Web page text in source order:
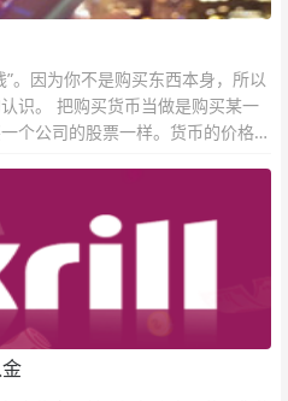
。因为你不是购买东西本身，所以
识。 把购买货币当做是购买某一
个公司的股票一样。货币的价格直